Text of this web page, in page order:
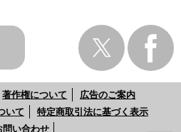
著作権について
広告のご案内
いて
特定商取引法に基づく表示
問い合わせ